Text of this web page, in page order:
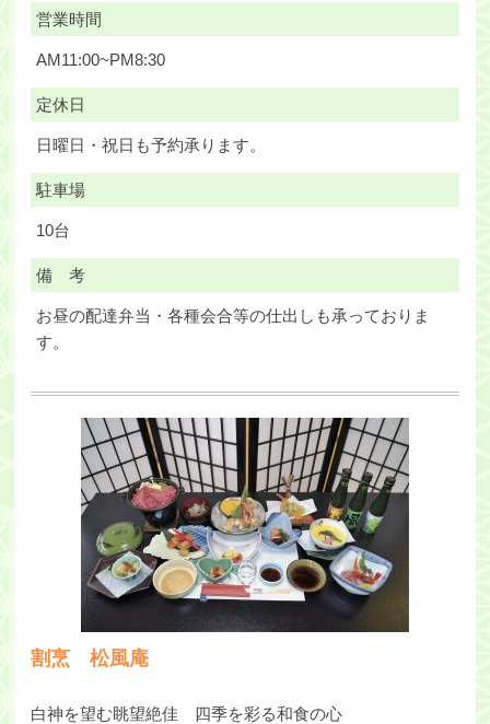
営業時間
AM11:00~PM8:30
定休日
日曜日・祝日も予約承ります。
駐車場
10台
備 考
お昼の配達弁当・各種会合等の仕出しも承っておりま
す。
割烹 松風庵
白神を望む眺望絶佳 四季を彩る和食の心